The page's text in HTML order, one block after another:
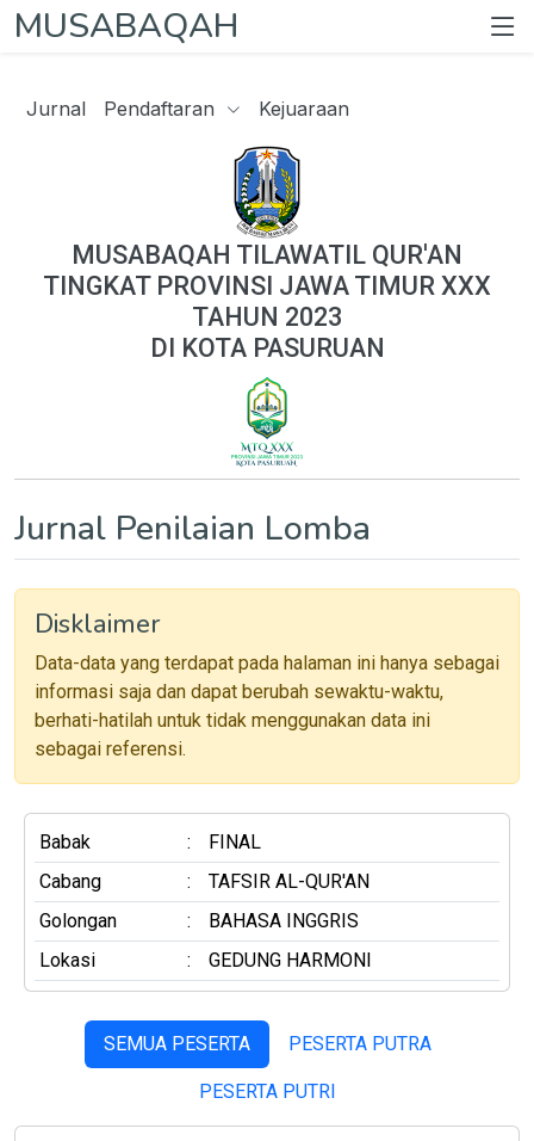
MUSABAQAH
Jurnal Pendaftaran Kejuaraan
MUSABAQAH TILAWATIL QUR'AN
TINGKAT PROVINSI JAWA TIMUR XXX
TAHUN 2023
DI KOTA PASURUAN
Jurnal Penilaian Lomba
Disklaimer
Data-data yang terdapat pada halaman ini hanya sebagai
informasi saja dan dapat berubah sewaktu-waktu,
berhati-hatilah untuk tidak menggunakan data ini
sebagai referensi.
Babak :
FINAL
Cabang
:
TAFSIR AL-QUR'AN
Golongan
:
BAHASA INGGRIS
Lokasi
: GEDUNG HARMONI
SEMUA PESERTA PESERTA PUTRA
PESERTA PUTRI